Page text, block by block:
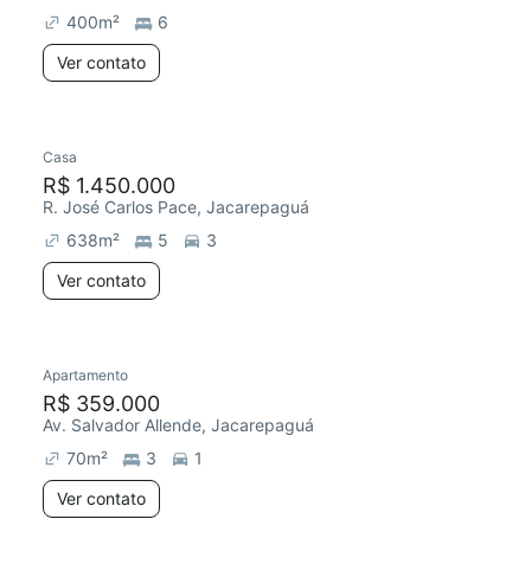
400m²
6
Ver contato
Casa
R$ 1.450.000
R. José Carlos Pace, Jacarepaguá
638m² 5
3
Ver contato
Redecorar
Apartamento
R$ 359.000
Av. Salvador Allende, Jacarepaguá
70m² 3
1
Ver contato